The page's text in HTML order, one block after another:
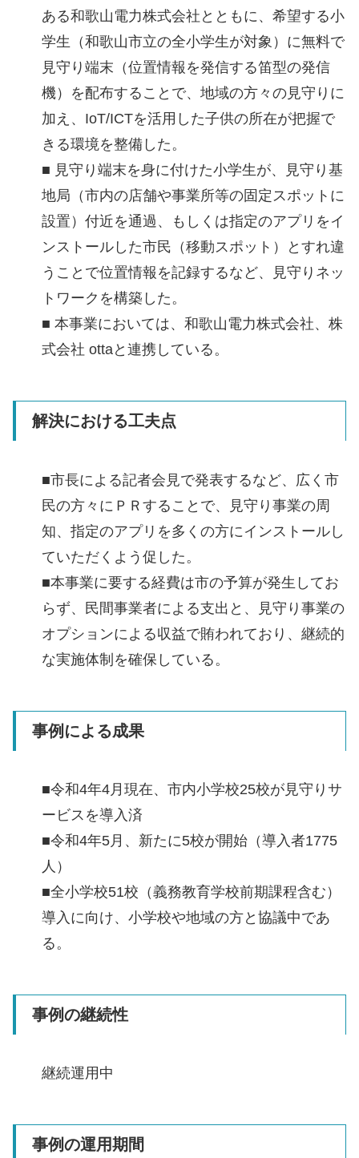
ある和歌山電力株式会社とともに、希望する小
学生（和歌山市立の全小学生が対象）に無料で
見守り端末（位置情報を発信する笛型の発信
機）を配布することで、地域の方々の見守りに
加え、IoT/ICTを活用した子供の所在が把握で
きる環境を整備した。
■ 見守り端末を身に付けた小学生が、見守り基
地局（市内の店舗や事業所等の固定スポットに
設置）付近を通過、もしくは指定のアプリをイ
ンストールした市民（移動スポット）とすれ違
うことで位置情報を記録するなど、見守りネッ
トワークを構築した。
■ 本事業においては、和歌山電力株式会社、株
式会社 ottaと連携している。
解決における工夫点
■市長による記者会見で発表するなど、広く市
民の方々にＰＲすることで、見守り事業の周
知、指定のアプリを多くの方にインストールし
ていただくよう促した。
■本事業に要する経費は市の予算が発生してお
らず、民間事業者による支出と、見守り事業の
オプションによる収益で賄われており、継続的
な実施体制を確保している。
事例による成果
■令和4年4月現在、市内小学校25校が見守りサ
ービスを導入済
■令和4年5月、新たに5校が開始（導入者1775
人）
■全小学校51校（義務教育学校前期課程含む）
導入に向け、小学校や地域の方と協議中であ
る。
事例の継続性
継続運用中
事例の運用期間